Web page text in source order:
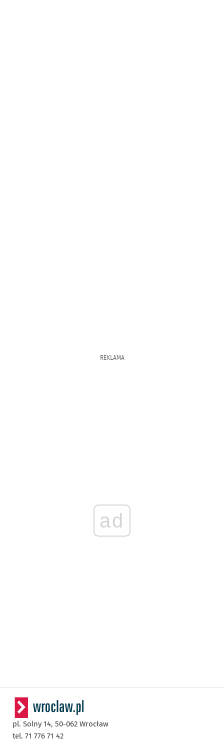
REKLAMA
ad
pl. Solny 14, 50-062 Wrocław
tel. 71 776 71 42